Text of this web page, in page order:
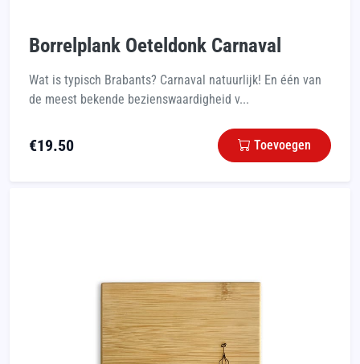
Borrelplank Oeteldonk Carnaval
Wat is typisch Brabants? Carnaval natuurlijk! En één van
de meest bekende bezienswaardigheid v...
€19.50 Toevoegen